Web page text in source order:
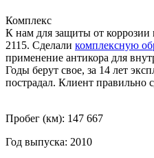
Комплекс
К нам для защиты от
2115. Сделали комплексную
применение антикора для
Годы берут свое, за 14 лет
пострадал. Клиент правильно
Пробег (км): 147 667
Год выпуска: 2010